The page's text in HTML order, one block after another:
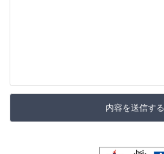
内容を送信する